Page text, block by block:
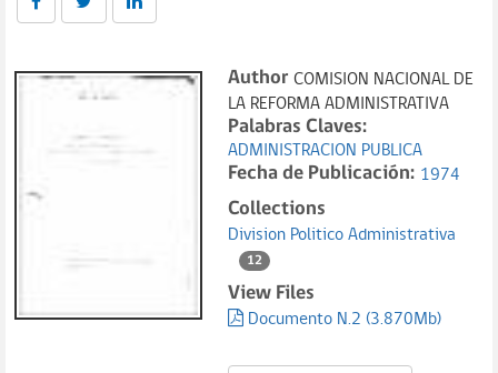
Author COMISION NACIONAL DE
LA REFORMA ADMINISTRATIVA
Palabras Claves:
ADMINISTRACION PUBLICA
Fecha de Publicación: 1974
Collections
Division Politico Administrativa
12
View Files
Documento N.2 (3.870Mb)